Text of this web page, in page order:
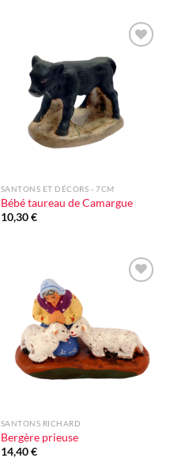
SANTONS ET DÉCORS - 7CM
Bébé taureau de Camargue
10,30€
SANTONS RICHARD
Bergère prieuse
14,40€